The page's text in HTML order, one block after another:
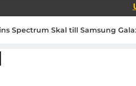
Spectrum Skal till Samsung
med